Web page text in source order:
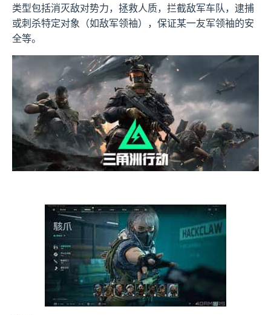
类型包括消灭敌对势力，拯救人质，拦截敌军车队，逮捕
或刺杀特定对象（如敌军领袖），保证某一友军领袖的安
全等。